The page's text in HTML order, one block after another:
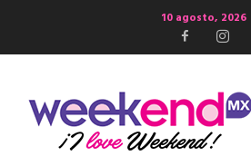
10 agosto, 2026